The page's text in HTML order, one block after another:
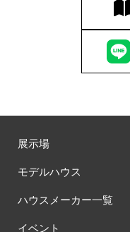
展示場
モデルハウス
ハウスメーカー一覧
イベント